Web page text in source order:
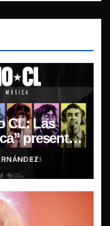
CL: Las
presenta